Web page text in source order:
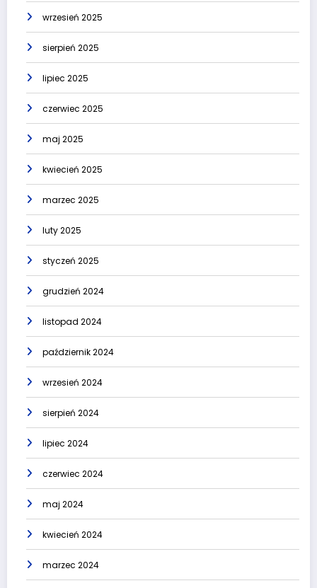
wrzesień 2025
sierpień 2025
lipiec 2025
czerwiec 2025
maj 2025
kwiecień 2025
marzec 2025
luty 2025
styczeń 2025
grudzień 2024
listopad 2024
październik 2024
wrzesień 2024
sierpień 2024
lipiec 2024
czerwiec 2024
maj 2024
kwiecień 2024
marzec 2024